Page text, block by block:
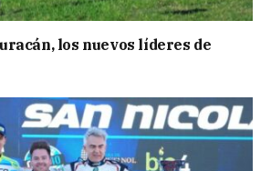
los nuevos líderes de